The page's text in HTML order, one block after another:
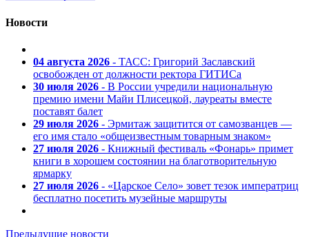
Новости
04 августа 2026 - ТАСС: Григорий Заславский
освобожден от должности ректора ГИТИСа
30 июля 2026 - В России учредили национальную
премию имени Майи Плисецкой, лауреаты вместе
поставят балет
29 июля 2026 - Эрмитаж защитится от самозванцев —
его имя стало «общеизвестным товарным знаком»
27 июля 2026 - Книжный фестиваль «Фонарь» примет
книги в хорошем состоянии на благотворительную
ярмарку
27 июля 2026 - «Царское Село» зовет тезок императриц
бесплатно посетить музейные маршруты
Предыдущие новости